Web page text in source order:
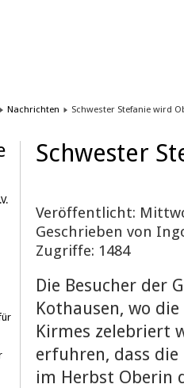
Nachrichten Schwester Stefanie wird
Schwester
Veröffentlicht:
Geschrieben von
Zugriffe: 1484
Die Besucher der
Kothausen, wo
Kirmes zelebriert
erfuhren, dass
im Herbst Oberin